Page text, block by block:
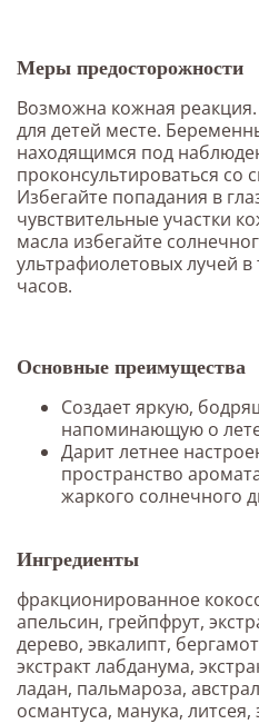
Меры предосторожности
Возможна кожная
для детей месте.
находящимся под
проконсультироваться
Избегайте попадания в
чувствительные участки
масла избегайте
ультрафиолетовых лучей
часов.
Основные преимущества
Создает яркую,
напоминающую о
Дарит летнее
пространство
жаркого солнечного
Ингредиенты
фракционированное
апельсин, грейпфрут,
дерево, эвкалипт,
экстракт лабданума,
ладан, пальмароза,
османтуса, манука, литсея,